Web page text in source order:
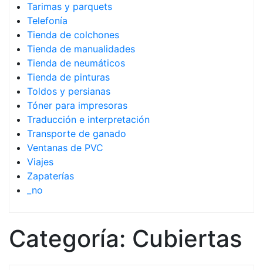
Tarimas y parquets
Telefonía
Tienda de colchones
Tienda de manualidades
Tienda de neumáticos
Tienda de pinturas
Toldos y persianas
Tóner para impresoras
Traducción e interpretación
Transporte de ganado
Ventanas de PVC
Viajes
Zapaterías
_no
Categoría: Cubiertas